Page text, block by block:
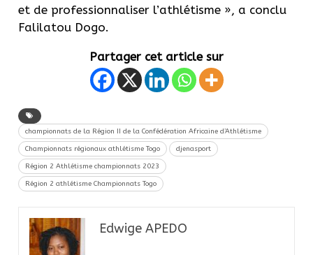
et de professionnaliser l’athlétisme », a conclu
Falilatou Dogo.
Partager cet article sur
championnats de la Région II de la Confédération Africaine d’Athlétisme
Championnats régionaux athlétisme Togo djenasport
Région 2 Athlétisme championnats 2023
Région 2 athlétisme Championnats Togo
Edwige APEDO